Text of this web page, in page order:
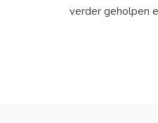
verder geholpen